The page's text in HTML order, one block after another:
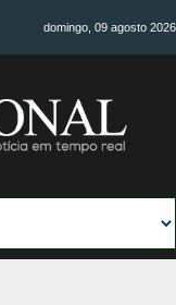
domingo, 09 agosto 2026